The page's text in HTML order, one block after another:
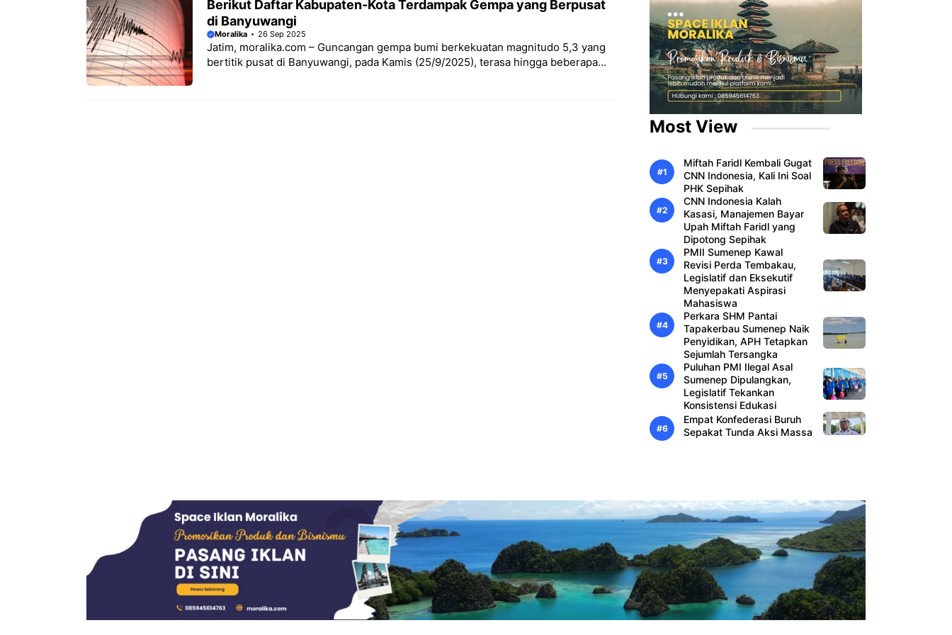
Berikut Daftar Kabupaten-Kota Terdampak Gempa yang Berpusat
di Banyuwangi
Moralika 26 Sep 2025
Jatim, moralika.com – Guncangan gempa bumi berkekuatan magnitudo 5,3 yang
bertitik pusat di Banyuwangi, pada Kamis (25/9/2025), terasa hingga beberapa...
Most View
Miftah Faridl Kembali Gugat
CNN Indonesia, Kali Ini Soal
PHK Sepihak
CNN Indonesia Kalah
Kasasi, Manajemen Bayar
Upah Miftah Faridl yang
Dipotong Sepihak
PMII Sumenep Kawal
Revisi Perda Tembakau,
Legislatif dan Eksekutif
Menyepakati Aspirasi
Mahasiswa
Perkara SHM Pantai
Tapakerbau Sumenep Naik
Penyidikan, APH Tetapkan
Sejumlah Tersangka
Puluhan PMI Ilegal Asal
Sumenep Dipulangkan,
Legislatif Tekankan
Konsistensi Edukasi
Empat Konfederasi Buruh
Sepakat Tunda Aksi Massa